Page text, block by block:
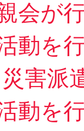
会が
動を
災害
動を